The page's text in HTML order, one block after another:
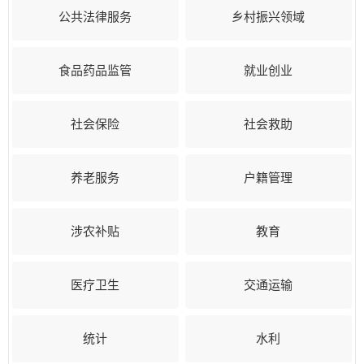
公共法律服务 乡村振兴领域
食品药品监管 就业创业
社会保险 社会救助
养老服务 户籍管理
涉农补贴 教育
医疗卫生 交通运输
统计 水利